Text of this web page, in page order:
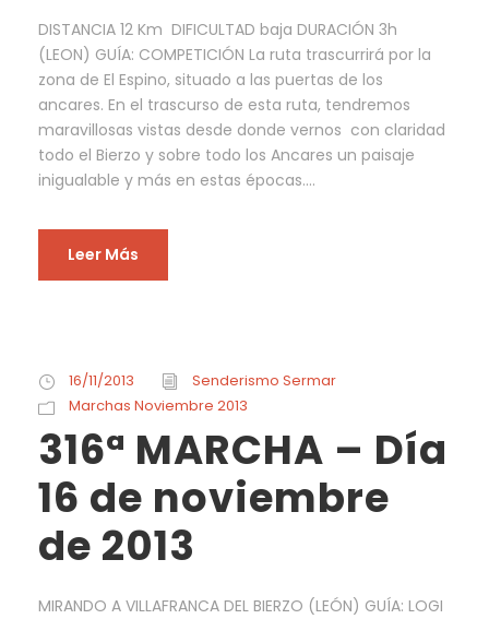
DISTANCIA 12 Km DIFICULTAD baja DURACIÓN 3h
(LEON) GUÍA: COMPETICIÓN La ruta trascurrirá por la
zona de El Espino, situado a las puertas de los
ancares. En el trascurso de esta ruta, tendremos
maravillosas vistas desde donde vernos con claridad
todo el Bierzo y sobre todo los Ancares un paisaje
inigualable y más en estas épocas....
Leer Más
16/11/2013
Senderismo Sermar
Marchas Noviembre 2013
316ª MARCHA – Día
16 de noviembre
de 2013
MIRANDO A VILLAFRANCA DEL BIERZO (LEÓN) GUÍA: LOGI